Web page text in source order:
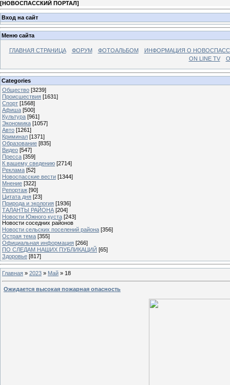
[НОВОСПАССКИЙ ПОРТАЛ]
Вход на сайт
Меню сайта
ГЛАВНАЯ СТРАНИЦА ФОРУМ ФОТОАЛЬБОМ
ИНФОРМАЦИЯ О
ON LINE TV
Categories
Общество [3239]
Происшествия [1631]
Спорт [1568]
Афиша [500]
Культура [961]
Экономика [1057]
Авто [1261]
Криминал [1371]
Образование [835]
Видео [547]
Пресса [359]
К вашему сведению [2714]
Реклама [52]
Новоспасские вести [1344]
Мнение [322]
Репортаж [90]
Цитата дня [23]
Природа и экология [1936]
ТАЛАНТЫ РАЙОНА [204]
Новости Южного куста [243]
Новости соседних районов
Новости сельских поселений района [356]
Острая тема [355]
Официальная информация [266]
ПО СЛЕДАМ НАШИХ ПУБЛИКАЦИЙ [65]
Здоровье [817]
Главная » 2023 » Май » 18
Ожидается высокая пожарная опасность